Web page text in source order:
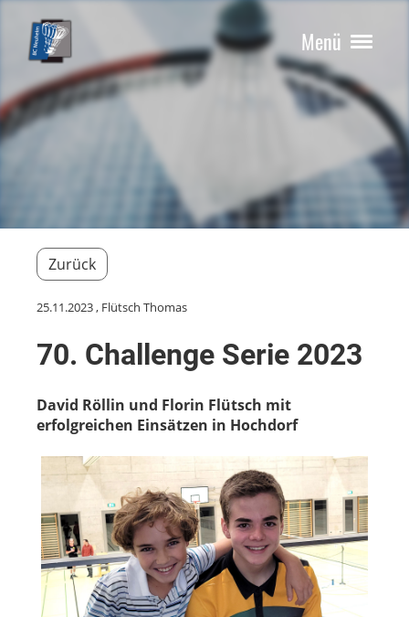
Menü
Zurück
25.11.2023, Flütsch Thomas
70. Challenge Serie 2023
David Röllin und Florin Flütsch mit
erfolgreichen Einsätzen in Hochdorf